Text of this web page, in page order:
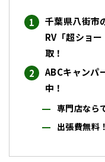
千葉県八街市
RV「超ショ
取！
ABCキャンパ
中！
専門店なら
出張費無料